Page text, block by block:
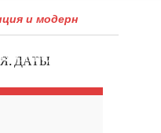
и модерн
ДАТЫ
«Шведская